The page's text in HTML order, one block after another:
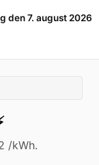
den 7. august 2026
/kWh.